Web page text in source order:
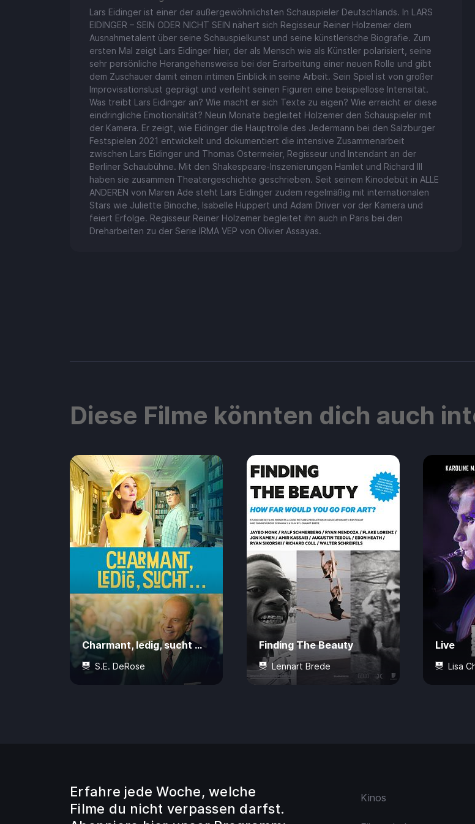
Lars Eidinger ist einer der außergewöhnlichsten Schauspieler Deutschlands. In LARS
EIDINGER – SEIN ODER NICHT SEIN nähert sich Regisseur Reiner Holzemer dem
Ausnahmetalent über seine Schauspielkunst und seine künstlerische Biografie. Zum
ersten Mal zeigt Lars Eidinger hier, der als Mensch wie als Künstler polarisiert, seine
sehr persönliche Herangehensweise bei der Erarbeitung einer neuen Rolle und gibt
dem Zuschauer damit einen intimen Einblick in seine Arbeit. Sein Spiel ist von großer
Improvisationslust geprägt und verleiht seinen Figuren eine beispiellose Intensität.
Was treibt Lars Eidinger an? Wie macht er sich Texte zu eigen? Wie erreicht er diese
eindringliche Emotionalität? Neun Monate begleitet Holzemer den Schauspieler mit
der Kamera. Er zeigt, wie Eidinger die Hauptrolle des Jedermann bei den Salzburger
Festspielen 2021 entwickelt und dokumentiert die intensive Zusammenarbeit
zwischen Lars Eidinger und Thomas Ostermeier, Regisseur und Intendant an der
Berliner Schaubühne. Mit den Shakespeare-Inszenierungen Hamlet und Richard III
haben sie zusammen Theatergeschichte geschrieben. Seit seinem Kinodebüt in ALLE
ANDEREN von Maren Ade steht Lars Eidinger zudem regelmäßig mit internationalen
Stars wie Juliette Binoche, Isabelle Huppert und Adam Driver vor der Kamera und
feiert Erfolge. Regisseur Reiner Holzemer begleitet ihn auch in Paris bei den
Dreharbeiten zu der Serie IRMA VEP von Olivier Assayas.
Diese Filme könnten dich auch
Charmant, ledig, sucht …
S.E. DeRose
Finding The Beauty
Lennart Brede
Live
Lisa
Erfahre jede Woche, welche
Filme du nicht verpassen darfst.
Kinos